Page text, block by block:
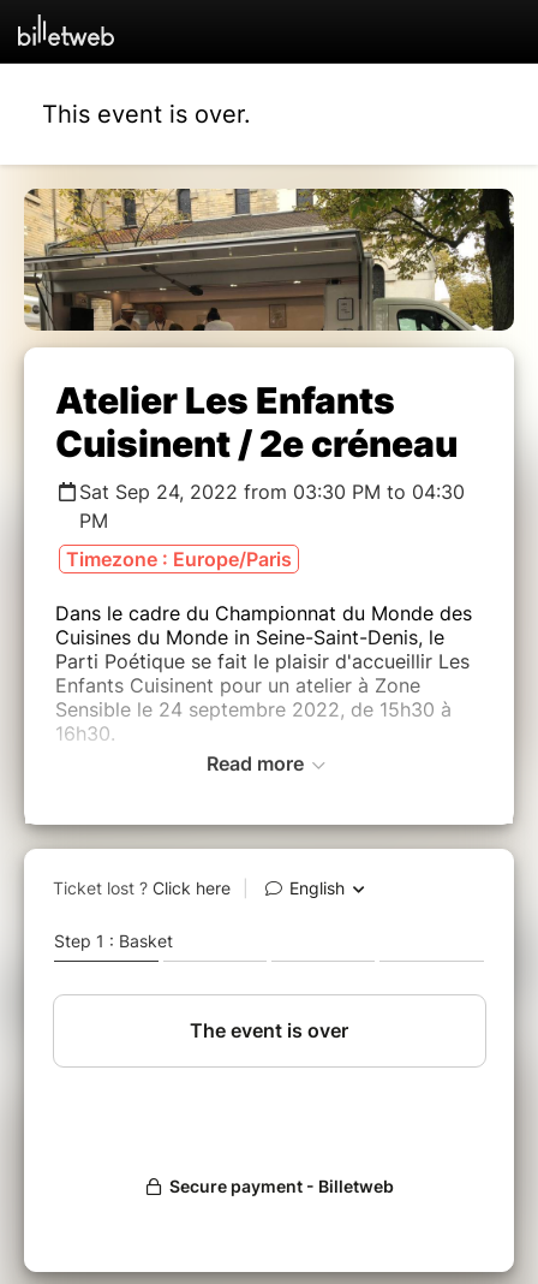
This event is over.
Atelier Les Enfants
Cuisinent / 2e créneau
Sat Sep 24, 2022 from 03:30 PM to 04:30
PM
Timezone : Europe/Paris
Dans le cadre du Championnat du Monde des
Cuisines du Monde in Seine-Saint-Denis, le
Parti Poétique se fait le plaisir d'accueillir Les
Enfants Cuisinent pour un atelier à Zone
Sensible le 24 septembre 2022, de 15h30 à
16h30.
L'associtiationLes Enfants Cuisinent
2011 par Olivier Chaput, chef de cuisine.
Sa mission est de sensibiliser TOUS les
durable, en leur transmettant le plaisir de
cuisiner afin de manger BON et de manger
Les chef.fe.s profitent de chaque atelier de
complète utilisation.
Read more